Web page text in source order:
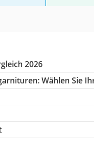
2026
Wählen Sie